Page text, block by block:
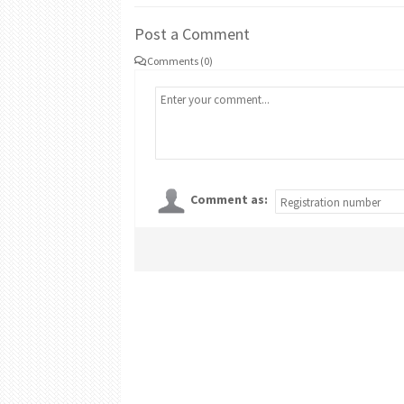
Post a Comment
Comments (0)
Comment as: